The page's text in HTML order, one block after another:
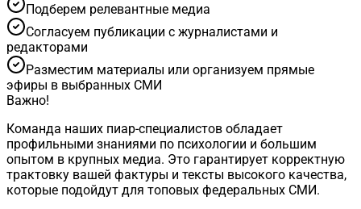
Подберем релевантные медиа
Согласуем публикации с журналистами и
редакторами
Разместим материалы или организуем прямые
эфиры в выбранных СМИ
Важно!
Команда наших пиар-специалистов обладает
профильными знаниями по психологии и большим
опытом в крупных медиа. Это гарантирует корректную
трактовку вашей фактуры и тексты высокого качества,
которые подойдут для топовых федеральных СМИ.